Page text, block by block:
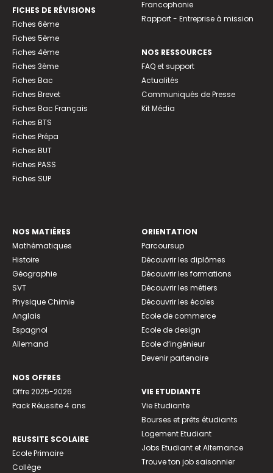
FICHES DE RÉVISIONS
Fiches 6ème
Fiches 5ème
Fiches 4ème
Fiches 3ème
Fiches Bac
Fiches Brevet
Fiches Bac Français
Fiches BTS
Fiches Prépa
Fiches BUT
Fiches PASS
Fiches SUP
Francophonie
Rapport - Entreprise à mission
NOS RESSOURCES
FAQ et support
Actualités
Communiqués de Presse
Kit Média
NOS MATIÈRES
Mathématiques
Histoire
Géographie
SVT
Physique Chimie
Anglais
Espagnol
Allemand
NOS OFFRES
Offre 2025-2026
Pack Réussite 4 ans
REUSSITE SCOLAIRE
Ecole Primaire
Collège
ORIENTATION
Parcoursup
Découvrir les diplômes
Découvrir les formations
Découvrir les métiers
Découvrir les écoles
Ecole de commerce
Ecole de design
Ecole d’ingénieur
Devenir partenaire
VIE ETUDIANTE
Vie Etudiante
Bourses et prêts étudiants
Logement Etudiant
Jobs Etudiant et Alternance
Trouve ton job saisonnier